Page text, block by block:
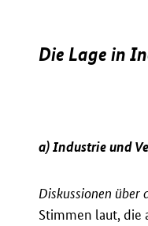
Die Lage in
a) Industrie und
Diskussionen über
Stimmen laut, die